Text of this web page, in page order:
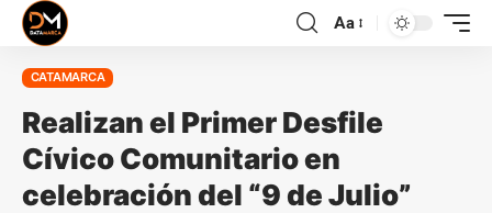
Aa
CATAMARCA
Realizan el Primer Desfile
Cívico Comunitario en
celebración del “9 de Julio”